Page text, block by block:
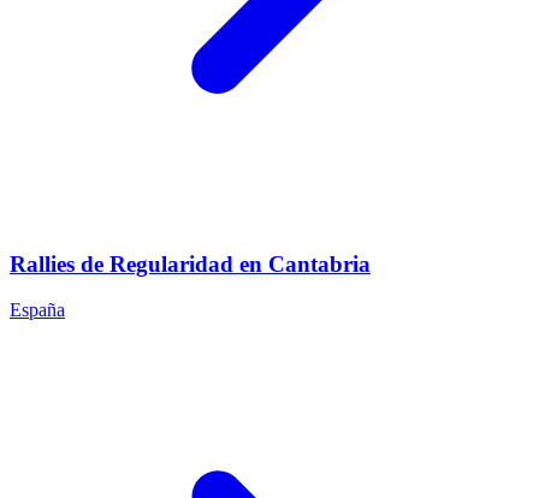
Rallies de Regularidad en Cantabria
España